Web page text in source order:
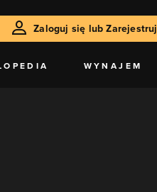
Zaloguj się lub Zarejestruj
WYNAJEM